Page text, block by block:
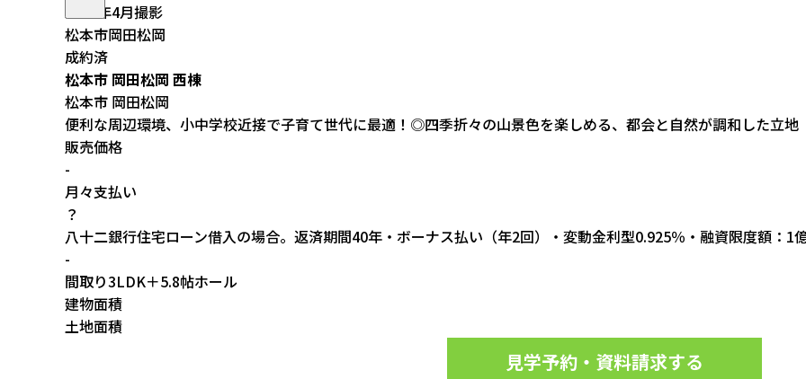
2025年4月撮影
松本市岡田松岡
成約済
松本市 岡田松岡 西棟
松本市 岡田松岡
便利な周辺環境、小中学校近接で子育て世代に最適！◎四季折々の山景色を楽しめる、都会と自然が調和した立地
販売価格
-
月々支払い
？
八十二銀行住宅ローン借入の場合。返済期間40年・ボーナス払い（年2回）・変動金利型0.925％・融資限度額：1
-
間取り3LDK＋5.8帖ホール
建物面積
土地面積
見学予約・資料請求する